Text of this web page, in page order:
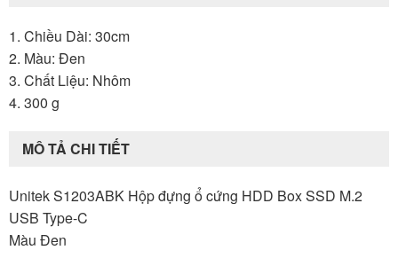
1. Chiều Dài: 30cm
2. Màu: Đen
3. Chất Liệu: Nhôm
4. 300 g
MÔ TẢ CHI TIẾT
Unitek S1203ABK Hộp đựng ổ cứng HDD Box SSD M.2
USB Type-C
Màu Đen